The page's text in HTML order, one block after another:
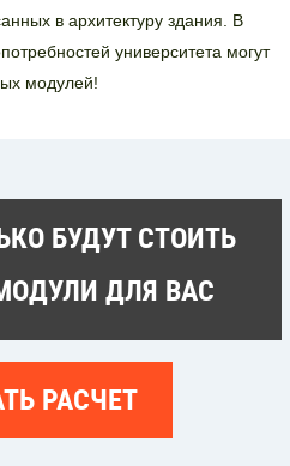
в архитектуру здания. В
университета могут
модулей!
БУДУТ СТОИТЬ
ДЛЯ ВАС
РАСЧЕТ